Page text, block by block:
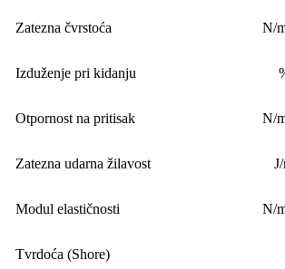
Zatezna čvrstoća N/
Izduženje pri kidanju
Otpornost na pritisak N/
Zatezna udarna žilavost
Modul elastičnosti N/
Tvrdoća (Shore)